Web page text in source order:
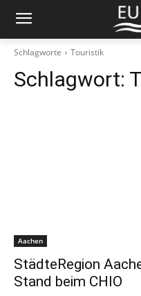
Schlagworte Touristik
Schlagwort:
Aachen
StädteRegion
Stand beim CHIO